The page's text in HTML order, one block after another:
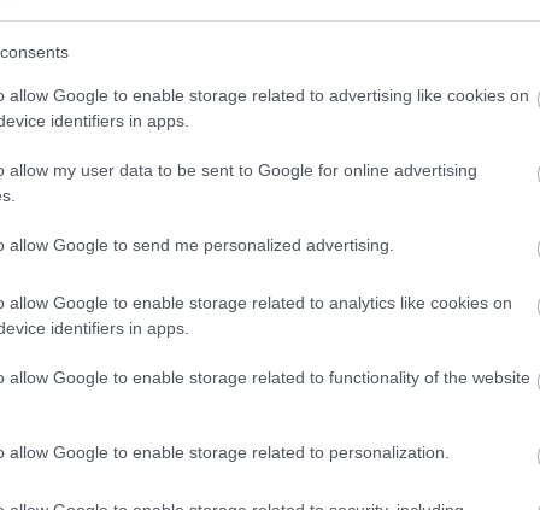
allow Google to enable storage related to advertising like cookies on
identifiers in apps.
allow my user data to be sent to Google for online advertising
allow Google to send me personalized advertising.
allow Google to enable storage related to analytics like cookies on
identifiers in apps.
allow Google to enable storage related to functionality of the website
allow Google to enable storage related to personalization.
οίδημα των κάτω άκρων και δυσλειτουργία του
λοιπόν, η κυκλοφορία του
του ασθενούς (μερικές φορές σημαντικά),
αλλά και του καρκινικού θρόμβου.